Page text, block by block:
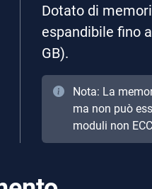
Dotato di
espandibile fino
GB).
Nota: La
ma non può
moduli non